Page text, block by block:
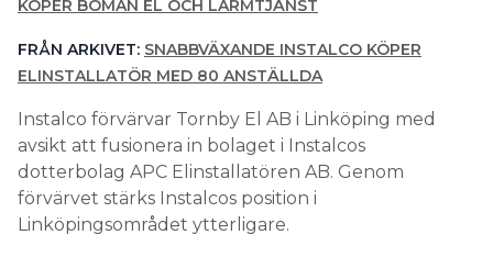
KÖPER BOMAN EL OCH LARMTJÄNST
FRÅN ARKIVET: SNABBVÄXANDE INSTALCO KÖPER
ELINSTALLATÖR MED 80 ANSTÄLLDA
Instalco förvärvar Tornby El AB i Linköping med
avsikt att fusionera in bolaget i Instalcos
dotterbolag APC Elinstallatören AB. Genom
förvärvet stärks Instalcos position i
Linköpingsområdet ytterligare.